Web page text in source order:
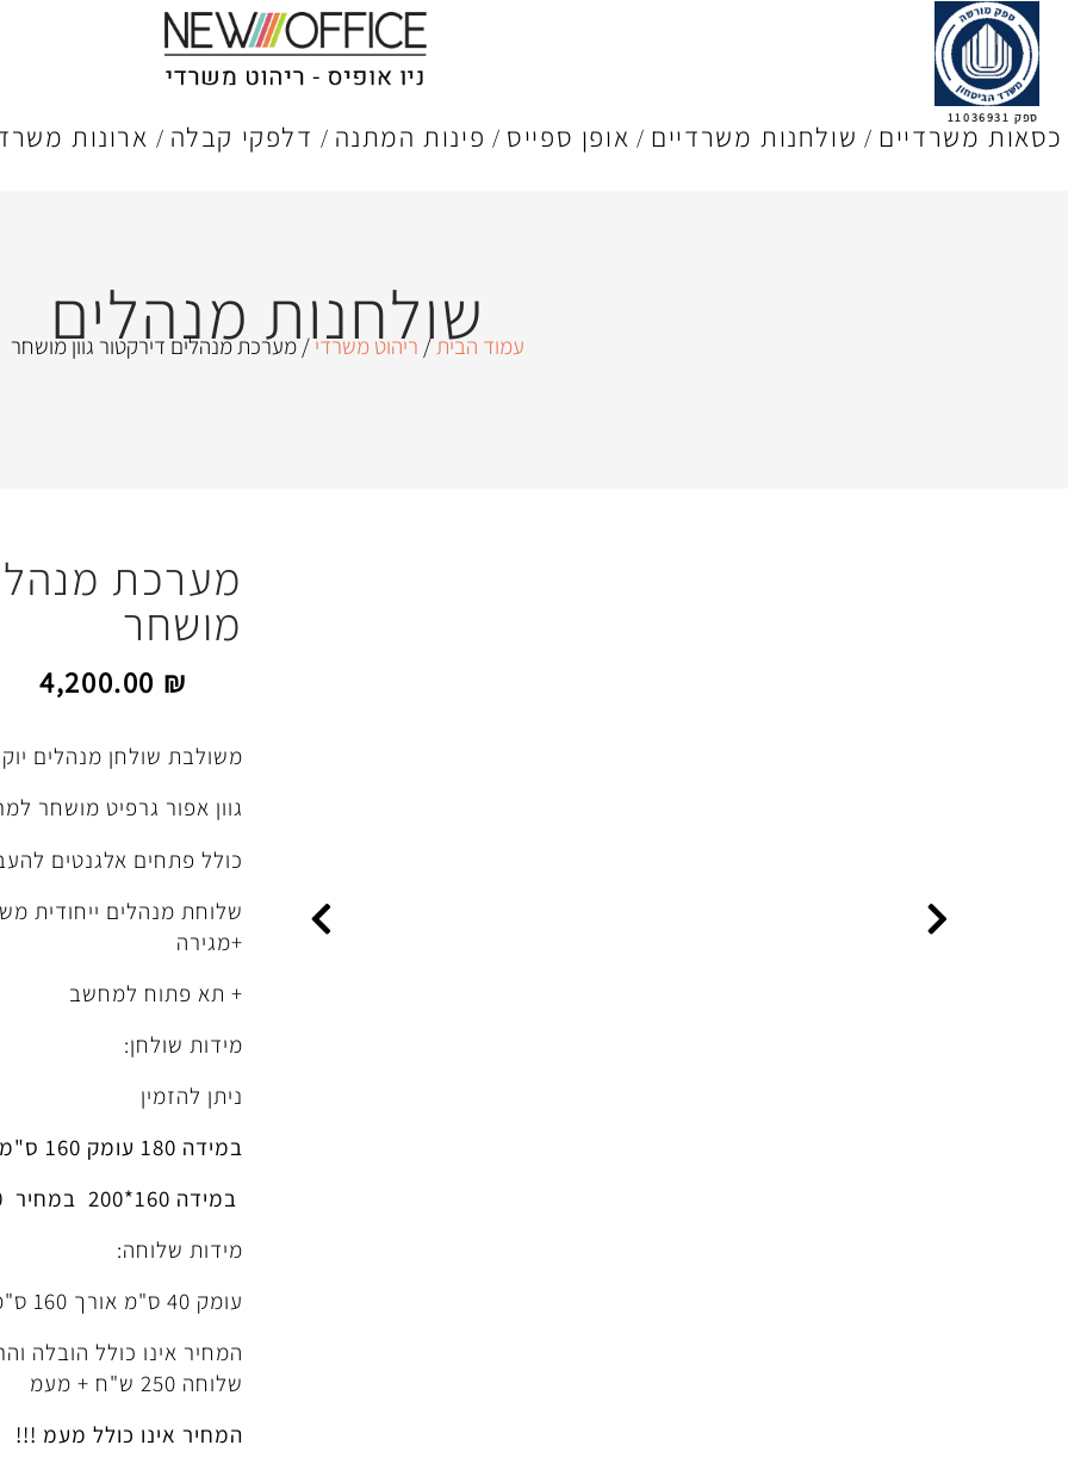
ספק 11036931
כסאות משרדיים שולחנות משרדיים אופן ספייס פינות המתנה דלפקי קבלה ארונות
שולחנות מנהליםעמוד הבית/ ריהוט משרדי/ מערכת מנהלים דירקטור גוון מושחר
מערכת
מושחר
4,200.00 ₪
משולבת שולחן מנהלים
גוון אפור גרפיט מושחר
כולל פתחים אלגנטים
שלוחת מנהלים ייחודית
+מגירה
+ תא פתוח למחשב
מידות שולחן:
ניתן להזמין
במידה 180 עומק 160 ס"מ -במחיר 4200 ש"ח +מעמ
במידה 160*200 במחיר 4400 ש"ח + מעמ
מידות שלוחה:
עומק 40 ס"מ אורך 160 ס"מ
המחיר אינו כולל הובלה
שלוחה 250 ש"ח + מעמ
המחיר אינו כולל מעמ !!!